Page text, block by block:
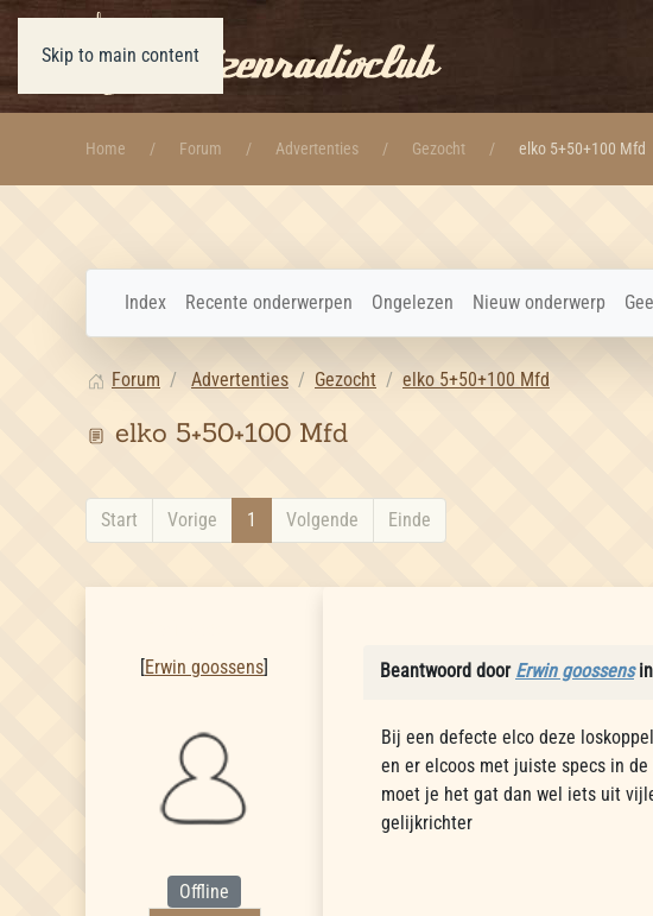
Skip to main content
Home Forum Advertenties Gezocht elko 5+50+100 Mfd
Index Recente onderwerpen Ongelezen Nieuw onderwerp
Forum Advertenties Gezocht elko 5+50+100 Mfd
elko 5+50+100 Mfd
Start Vorige 1 Volgende Einde
[Erwin goossens]
Offline
Beantwoord door Erwin goossens
Bij een defecte elco deze
en er elcoos met juiste specs in
moet je het gat dan wel iets uit
gelijkrichter